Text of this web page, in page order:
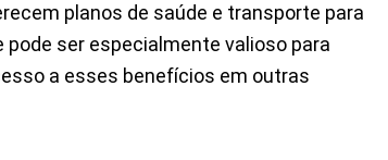
planos de saúde e transporte para
pode ser especialmente valioso para
a esses benefícios em outras